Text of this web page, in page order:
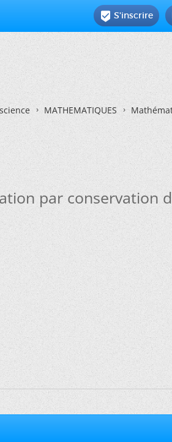
 S'inscrire
MATHEMATIQUES
par conservation